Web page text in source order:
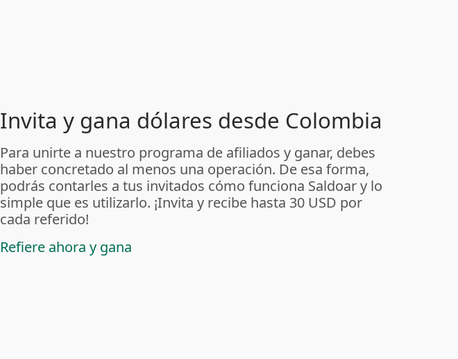
Invita y gana dólares desde Colombia
Para unirte a nuestro programa de afiliados y ganar, debes
haber concretado al menos una operación. De esa forma,
podrás contarles a tus invitados cómo funciona Saldoar y lo
simple que es utilizarlo. ¡Invita y recibe hasta 30 USD por
cada referido!
Refiere ahora y gana